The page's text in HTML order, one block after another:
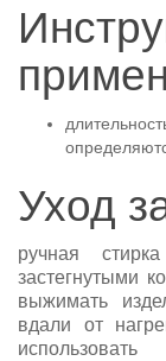
Уход
ручная
застегнутыми
выжимать
вдали от